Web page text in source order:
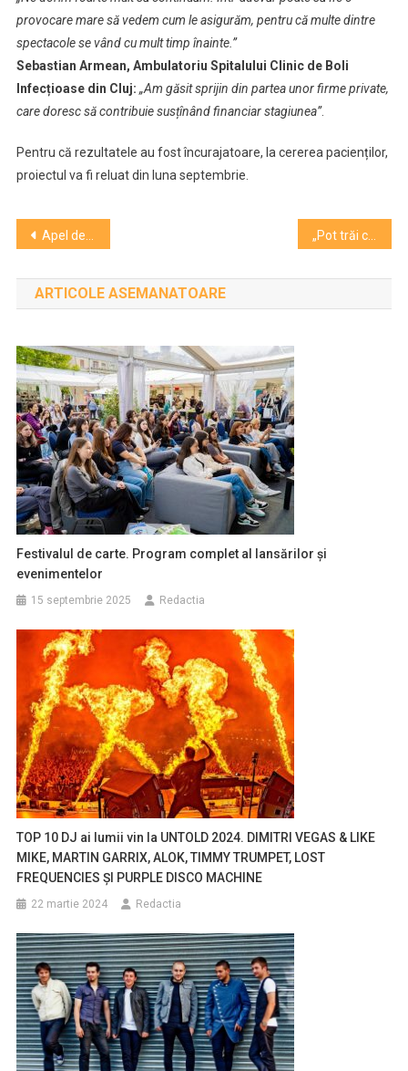
provocare mare să vedem cum le asigurăm, pentru că multe dintre
spectacole se vând cu mult timp înainte.”
Sebastian Armean, Ambulatoriu Spitalului Clinic de Boli
Infecțioase din Cluj: „Am găsit sprijin din partea unor firme private,
care doresc să contribuie susțînând financiar stagiunea”.
Pentru că rezultatele au fost încurajatoare, la cererea pacienților,
proiectul va fi reluat din luna septembrie.
Navigare
în
articole
Apel de proiecte prin intermediul Schemei de ajutor de minimis pentru sectorul cultural independent privind finanţarea nerambursabilă a proiectelor culturale
ARTICOLE ASEMANATOARE
Festivalul de carte. Program complet al lansărilor și
evenimentelor
15 septembrie 2025 Redactia
TOP 10 DJ ai lumii vin la UNTOLD 2024. DIMITRI VEGAS & LIKE
MIKE, MARTIN GARRIX, ALOK, TIMMY TRUMPET, LOST
FREQUENCIES ȘI PURPLE DISCO MACHINE
22 martie 2024 Redactia